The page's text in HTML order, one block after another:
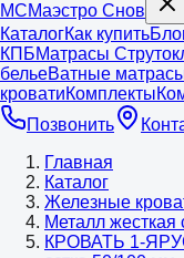
МСМаэстро Снов
КаталогКак купить
КПБМатрасы
бельеВатные
кроватиКомплекты
Позвонить
Главная
Каталог
Железные
Металл жесткая
КРОВАТЬ 1-